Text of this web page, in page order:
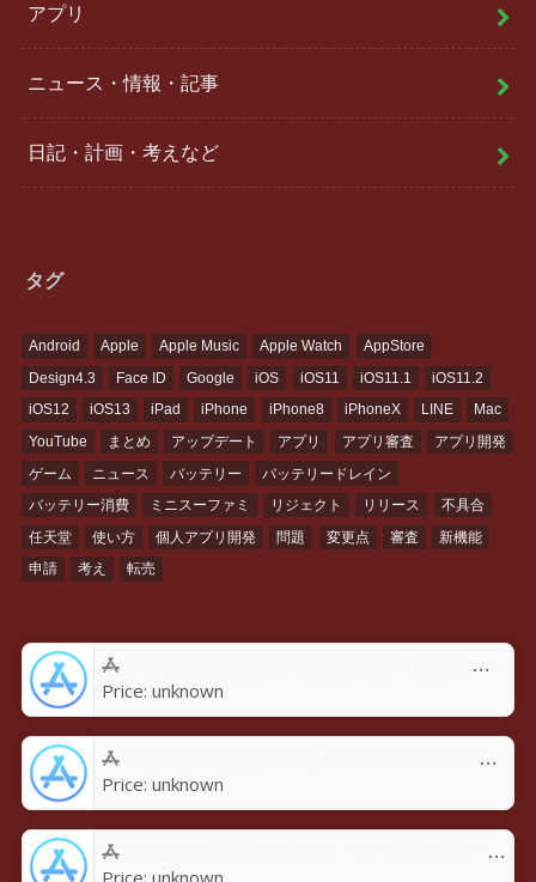
アプリ
ニュース・情報・記事
日記・計画・考えなど
タグ
Android Apple Apple Music Apple Watch
AppStore
Design4.3
Face ID Google iOS iOS11 iOS11.1
iOS11.2
iOS12
iOS13 iPad iPhone iPhone8 iPhoneX LINE
Mac
YouTube
まとめ アップデート アプリ アプリ審査
アプリ開発
ゲーム
ニュース バッテリー
バッテリードレイン
バッテリー消費
ミニスーファミ リジェクト リリース
不具合
任天堂
使い方 個人アプリ開発 問題 変更点 審査
新機能
申請
考え 転売
グラフ簡単作成アプリ 円グラフ・棒グラフ・折れ線GraPhoアプリ - App Store
Price: unknown
写真に落書き お絵かき プリクラ加工-Rakugaky-アプリ - App Store
Price: unknown
MojiCon 文字数カウント・メモ帳アプリ - App Store